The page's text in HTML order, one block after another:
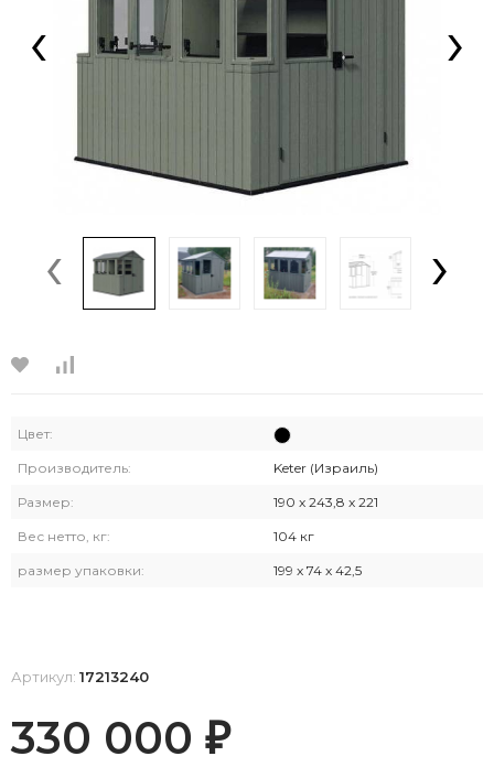
‹ ›
‹ ›
Цвет:
Производитель: Keter (Израиль)
Размер: 190 x 243,8 x 221
Вес нетто, кг: 104 кг
размер упаковки: 199 x 74 x 42,5
Артикул: 17213240
330 000 ₽